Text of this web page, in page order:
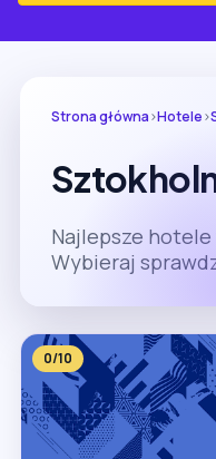
Strona główna›Hotele›
Najlepsze
Wybieraj
0/10